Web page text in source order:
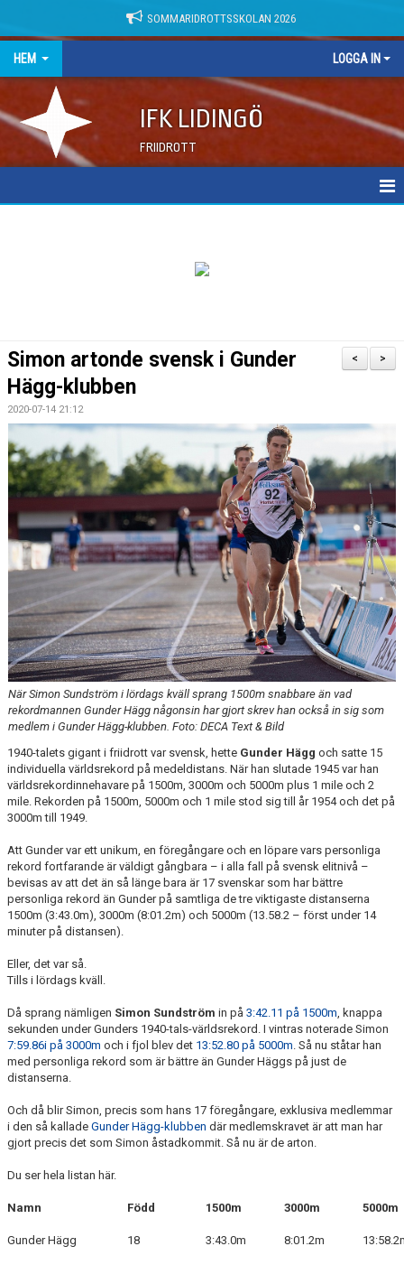
SOMMARIDROTTSSKOLAN 2026
HEM LOGGA IN
IFK LIDINGÖ
FRIIDROTT
>
<
Simon artonde svensk i Gunder
Hägg-klubben
2020-07-14 21:12
När Simon Sundström i lördags kväll sprang 1500m snabbare än vad
rekordmannen Gunder Hägg någonsin har gjort skrev han också in sig som
medlem i Gunder Hägg-klubben. Foto: DECA Text & Bild
1940-talets gigant i friidrott var svensk, hette Gunder Hägg och satte 15
individuella världsrekord på medeldistans. När han slutade 1945 var han
världsrekordinnehavare på 1500m, 3000m och 5000m plus 1 mile och 2
mile. Rekorden på 1500m, 5000m och 1 mile stod sig till år 1954 och det på
3000m till 1949.
Att Gunder var ett unikum, en föregångare och en löpare vars personliga
rekord fortfarande är väldigt gångbara – i alla fall på svensk elitnivå –
bevisas av att det än så länge bara är 17 svenskar som har bättre
personliga rekord än Gunder på samtliga de tre viktigaste distanserna
1500m (3:43.0m), 3000m (8:01.2m) och 5000m (13.58.2 – först under 14
minuter på distansen).
Eller, det var så.
Tills i lördags kväll.
Då sprang nämligen Simon Sundström in på 3:42.11 på 1500m, knappa
sekunden under Gunders 1940-tals-världsrekord. I vintras noterade Simon
7:59.86i på 3000m och i fjol blev det 13:52.80 på 5000m. Så nu ståtar han
med personliga rekord som är bättre än Gunder Häggs på just de
distanserna.
Och då blir Simon, precis som hans 17 föregångare, exklusiva medlemmar
i den så kallade Gunder Hägg-klubben där medlemskravet är att man har
gjort precis det som Simon åstadkommit. Så nu är de arton.
Du ser hela listan här.
Namn Född 1500m 3000m 5000m
Gunder Hägg 18 3:43.0m 8:01.2m